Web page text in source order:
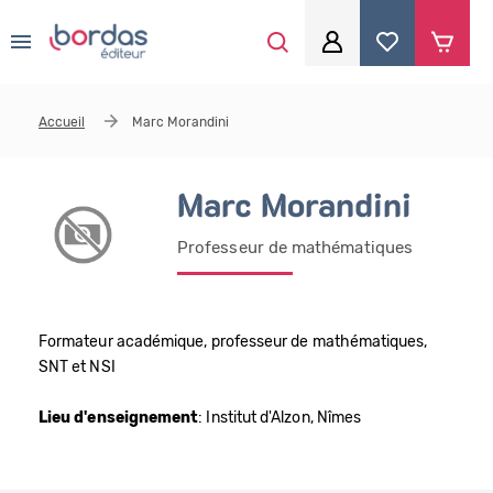
Mot de passe
Se souvenir de moi
Accueil Marc Morandini
Marc Morandini
Professeur de mathématiques
Formateur académique, professeur de mathématiques,
SNT et NSI
Lieu d'enseignement: Institut d'Alzon, Nîmes